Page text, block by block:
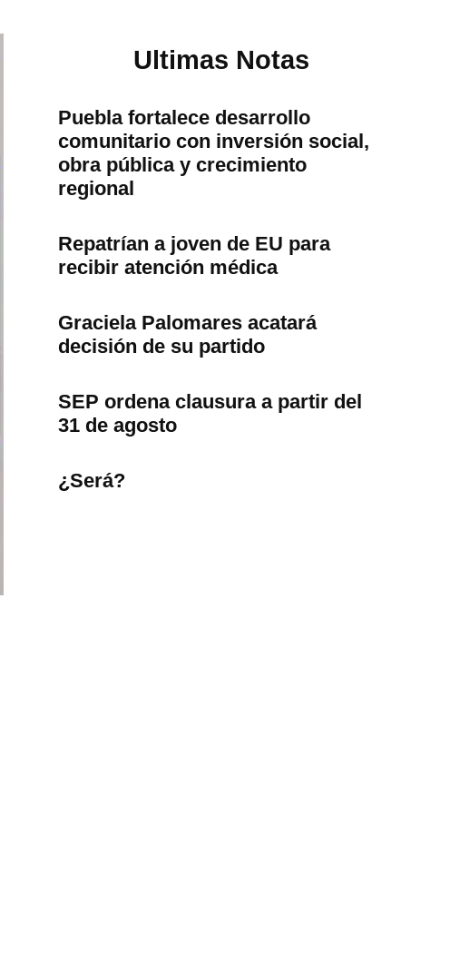
Ultimas Notas
Puebla fortalece desarrollo
comunitario con inversión social,
obra pública y crecimiento
regional
Repatrían a joven de EU para
recibir atención médica
Graciela Palomares acatará
decisión de su partido
SEP ordena clausura a partir del
31 de agosto
¿Será?